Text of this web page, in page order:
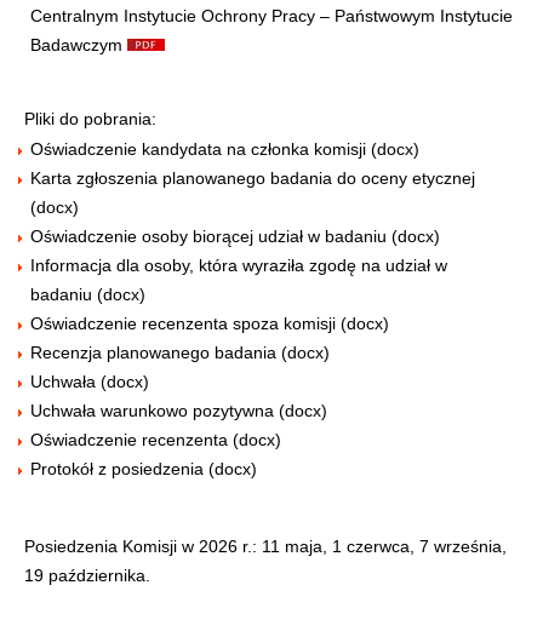
Centralnym Instytucie Ochrony Pracy – Państwowym Instytucie
Badawczym
Pliki do pobrania:
Oświadczenie kandydata na członka komisji (docx)
Karta zgłoszenia planowanego badania do oceny etycznej
(docx)
Oświadczenie osoby biorącej udział w badaniu (docx)
Informacja dla osoby, która wyraziła zgodę na udział w
badaniu (docx)
Oświadczenie recenzenta spoza komisji (docx)
Recenzja planowanego badania (docx)
Uchwała (docx)
Uchwała warunkowo pozytywna (docx)
Oświadczenie recenzenta (docx)
Protokół z posiedzenia (docx)
Posiedzenia Komisji w 2026 r.: 11 maja, 1 czerwca, 7 września,
19 października.